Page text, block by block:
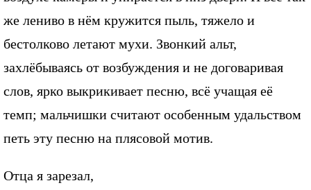
же лениво в нём кружится пыль, тяжело и
бестолково летают мухи. Звонкий альт,
захлёбываясь от возбуждения и не договаривая
слов, ярко выкрикивает песню, всё учащая её
темп; мальчишки считают особенным удальством
петь эту песню на плясовой мотив.
Отца я зарезал,